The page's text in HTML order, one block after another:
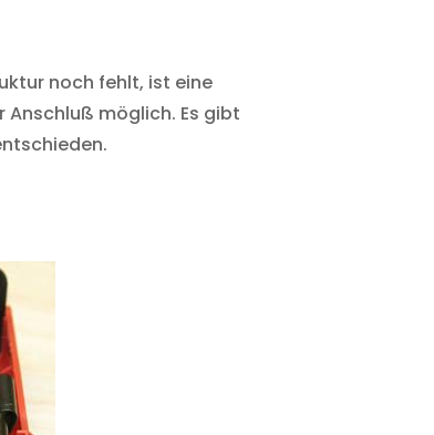
noch fehlt, ist eine
Anschluß möglich. Es gibt